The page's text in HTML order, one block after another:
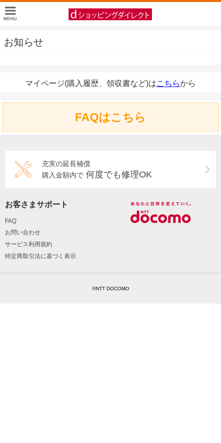
お知らせ
マイページ(購入履歴、領収書など)はこちらから
FAQはこちら
充実の延長補償
購入金額内で 何度でも修理OK
お客さまサポート
FAQ
お問い合わせ
サービス利用規約
特定商取引法に基づく表示
©NTT DOCOMO